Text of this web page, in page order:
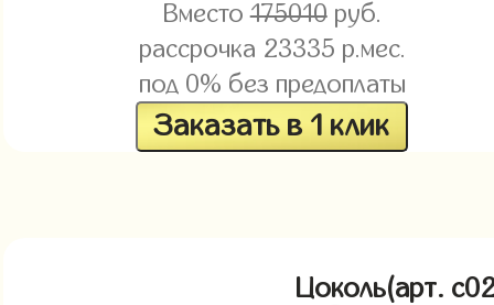
Вместо175010руб.
рассрочка 23335 р.мес.
под 0% без предоплаты
Заказать в 1 клик
Цоколь(арт.